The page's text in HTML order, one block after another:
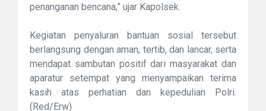
penanganan bencana,” ujar Kapolsek.
Kegiatan penyaluran bantuan sosial tersebut
berlangsung dengan aman, tertib, dan lancar, serta
mendapat sambutan positif dari masyarakat dan
aparatur setempat yang menyampaikan terima
kasih atas perhatian dan kepedulian Polri.
(Red/Erw)